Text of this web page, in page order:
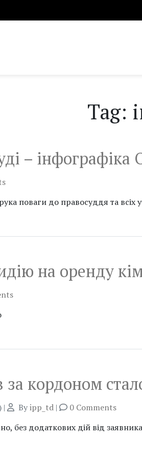
Tag:
– інфографіка
поваги до правосуддя та всіх
на оренду
кордоном
| Byipp_td |
0 Comments
без додаткових дій від заявника